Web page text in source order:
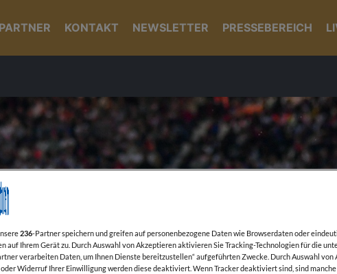
PARTNER KONTAKT NEWSLETTER PRESSEBEREICH
236-Partner speichern und greifen auf personenbezogene Daten wie Browserdaten oder
auf Ihrem Gerät zu. Durch Auswahl von Akzeptieren aktivieren Sie Tracking-Technologien für die
verarbeiten Daten, um Ihnen Dienste bereitzustellen“ aufgeführten Zwecke. Durch Auswahl von
Widerruf Ihrer Einwilligung werden diese deaktiviert. Wenn Tracker deaktiviert sind, sind